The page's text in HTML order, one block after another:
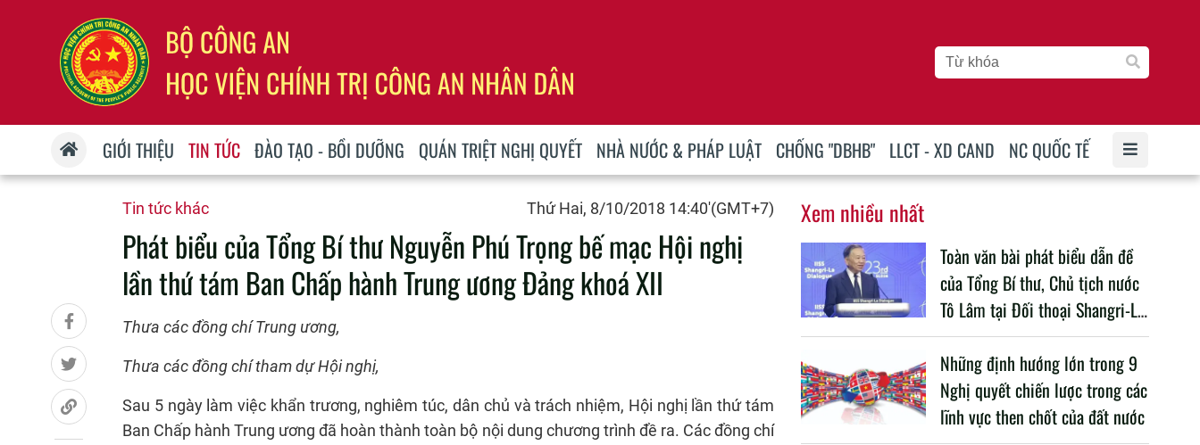
GIỚI THIỆU TIN TỨC ĐÀO TẠO - BỒI DƯỠNG QUÁN TRIỆT NGHỊ QUYẾT NHÀ NƯỚC & PHÁP LUẬT CHỐNG "DBHB" LLCT - XD CAND NC QUỐC TẾ
Tin tức khác Thứ Hai, 8/10/2018 14:40'(GMT+7)
Phát biểu của Tổng Bí thư Nguyễn Phú Trọng bế mạc Hội nghị
lần thứ tám Ban Chấp hành Trung ương Đảng khoá XII
Thưa các đồng chí Trung ương,
Thưa các đồng chí tham dự Hội nghị,
Sau 5 ngày làm việc khẩn trương, nghiêm túc, dân chủ và trách nhiệm, Hội nghị lần thứ tám
Ban Chấp hành Trung ương đã hoàn thành toàn bộ nội dung chương trình đề ra. Các đồng chí
Xem nhiều nhất
Toàn văn bài phát biểu dẫn đề
của Tổng Bí thư, Chủ tịch nước
Tô Lâm tại Đối thoại Shangri-La
lần thứ 23
Những định hướng lớn trong 9
Nghị quyết chiến lược trong các
lĩnh vực then chốt của đất nước